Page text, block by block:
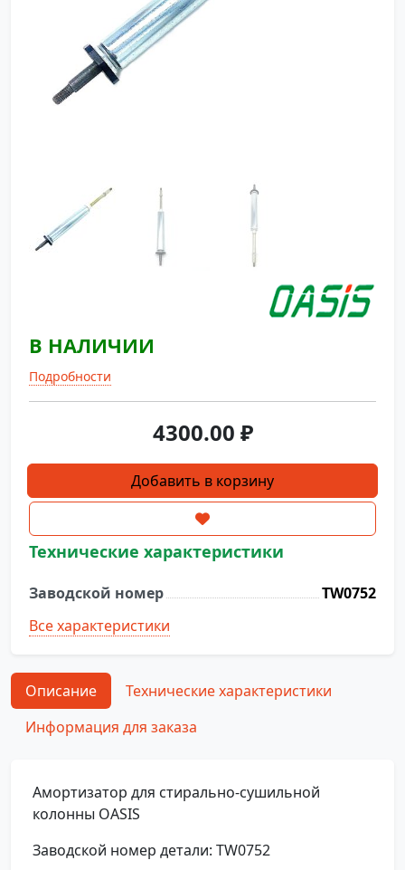
В НАЛИЧИИ
Подробности
4300.00 ₽
Количество
товара
TW0752
Добавить в корзину
Технические характеристики
Заводской номер
TW0752
Все характеристики
Описание
Технические характеристики
Информация для заказа
Амортизатор для стирально-сушильной
колонны OASIS
Заводской номер детали: TW0752